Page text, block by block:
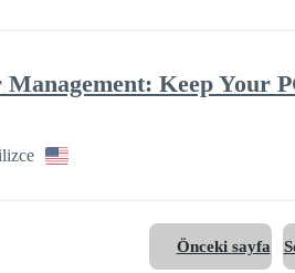
Keep Your
Önceki sayfa